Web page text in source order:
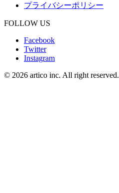
プライバシーポリシー
FOLLOW US
Facebook
Twitter
Instagram
© 2026 artico inc. All right reserved.